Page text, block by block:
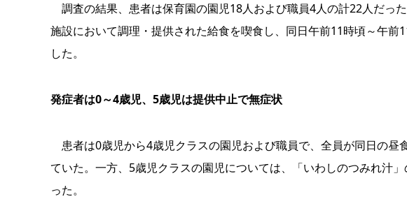
調査の結果、患者は保育園の園児18人および職員4人の計22人だっ
施設において調理・提供された給食を喫食し、同日午前11時頃～午
した。
発症者は0～4歳児、5歳児は提供中止で無症状
患者は0歳児から4歳児クラスの園児および職員で、全員が同日の昼
ていた。一方、5歳児クラスの園児については、「いわしのつみれ汁
った。